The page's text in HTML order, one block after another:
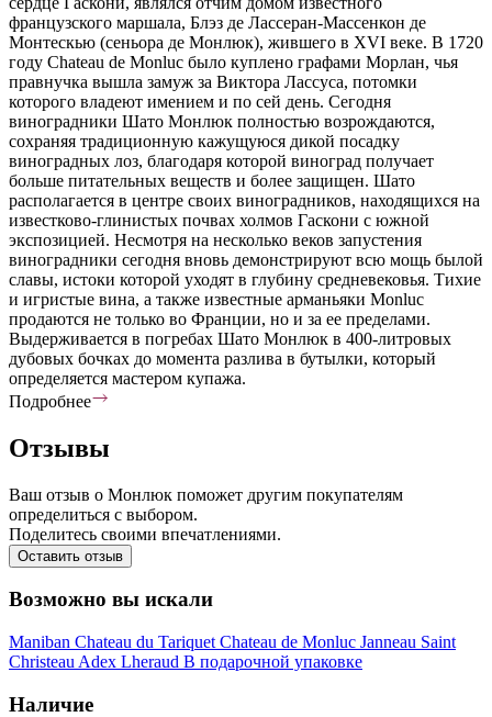
французского маршала, Блэз де Лассеран-Массенкон де
Монтескью (сеньора де Монлюк), жившего в XVI веке. В 1720
году Chateau de Monluc было куплено графами Морлан, чья
правнучка вышла замуж за Виктора Лассуса, потомки
которого владеют имением и по сей день. Сегодня
виноградники Шато Монлюк полностью возрождаются,
сохраняя традиционную кажущуюся дикой посадку
виноградных лоз, благодаря которой виноград получает
больше питательных веществ и более защищен. Шато
располагается в центре своих виноградников, находящихся на
известково-глинистых почвах холмов Гаскони с южной
экспозицией. Несмотря на несколько веков запустения
виноградники сегодня вновь демонстрируют всю мощь былой
славы, истоки которой уходят в глубину средневековья. Тихие
и игристые вина, а также известные арманьяки Monluc
продаются не только во Франции, но и за ее пределами.
Выдерживается в погребах Шато Монлюк в 400-литровых
дубовых бочках до момента разлива в бутылки, который
определяется мастером купажа.
Подробнее
Отзывы
Ваш отзыв о Монлюк поможет другим покупателям
определиться с выбором.
Поделитесь своими впечатлениями.
Оставить отзыв
Возможно вы искали
Maniban Chateau du Tariquet Chateau de Monluc Janneau Saint
Christeau Adex Lheraud В подарочной упаковке
Наличие